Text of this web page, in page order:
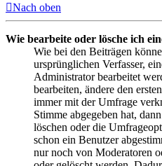
Nach oben
Wie bearbeite oder lösche ich
Wie bei den Beiträgen
ursprünglichen Verfasser,
Administrator bearbeitet
bearbeiten, ändere den
immer mit der Umfrage
Stimme abgegeben hat,
löschen oder die
schon ein Benutzer
nur noch von Moderatoren